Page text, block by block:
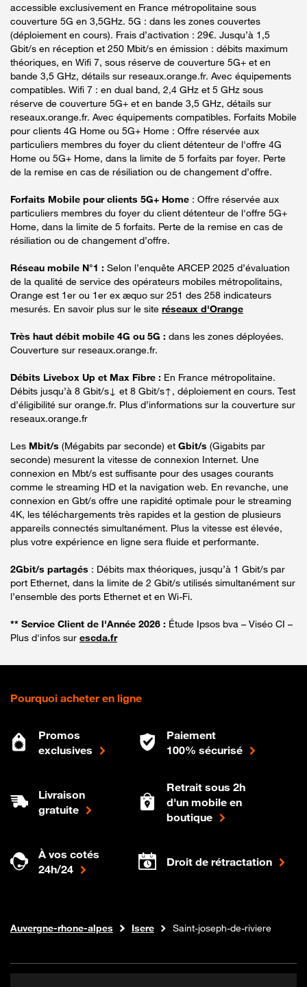
accessible exclusivement en France métropolitaine sous
couverture 5G en 3,5GHz. 5G : dans les zones couvertes
(déploiement en cours). Frais d’activation : 29€. Jusqu’à 1,5
Gbit/s en réception et 250 Mbit/s en émission : débits maximum
théoriques, en Wifi 7, sous réserve de couverture 5G+ et en
bande 3,5 GHz, détails sur reseaux.orange.fr. Avec équipements
compatibles. Wifi 7 : en dual band, 2,4 GHz et 5 GHz sous
réserve de couverture 5G+ et en bande 3,5 GHz, détails sur
reseaux.orange.fr. Avec équipements compatibles. Forfaits Mobile
pour clients 4G Home ou 5G+ Home : Offre réservée aux
particuliers membres du foyer du client détenteur de l'offre 4G
Home ou 5G+ Home, dans la limite de 5 forfaits par foyer. Perte
de la remise en cas de résiliation ou de changement d’offre.
Forfaits Mobile pour clients 5G+ Home : Offre réservée aux
particuliers membres du foyer du client détenteur de l'offre 5G+
Home, dans la limite de 5 forfaits. Perte de la remise en cas de
résiliation ou de changement d’offre.
Réseau mobile N°1 : Selon l’enquête ARCEP 2025 d’évaluation
de la qualité de service des opérateurs mobiles métropolitains,
Orange est 1er ou 1er ex æquo sur 251 des 258 indicateurs
mesurés. En savoir plus sur le site réseaux d'Orange
Très haut débit mobile 4G ou 5G : dans les zones déployées.
Couverture sur reseaux.orange.fr.
Débits Livebox Up et Max Fibre : En France métropolitaine.
Débits jusqu’à 8 Gbit/s↓ et 8 Gbit/s↑, déploiement en cours. Test
d’éligibilité sur orange.fr. Plus d’informations sur la couverture sur
reseaux.orange.fr
Les Mbit/s (Mégabits par seconde) et Gbit/s (Gigabits par
seconde) mesurent la vitesse de connexion Internet. Une
connexion en Mbt/s est suffisante pour des usages courants
comme le streaming HD et la navigation web. En revanche, une
connexion en Gbt/s offre une rapidité optimale pour le streaming
4K, les téléchargements très rapides et la gestion de plusieurs
appareils connectés simultanément. Plus la vitesse est élevée,
plus votre expérience en ligne sera fluide et performante.
2Gbit/s partagés : Débits max théoriques, jusqu’à 1 Gbit/s par
port Ethernet, dans la limite de 2 Gbit/s utilisés simultanément sur
l’ensemble des ports Ethernet et en Wi-Fi.
** Service Client de l'Année 2026 : Étude Ipsos bva – Viséo CI –
Plus d'infos sur escda.fr
Pourquoi acheter en ligne
Promos
exclusives
Paiement
100% sécurisé
Livraison
gratuite
Retrait sous 2h
d'un mobile en
boutique
À vos cotés
24h/24
Droit de rétractation
Boutique Orange
Internet fibre
Auvergne-rhone-alpes Isere Saint-joseph-de-riviere